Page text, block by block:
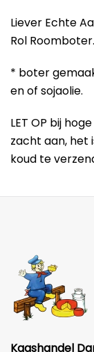
Liever Echte
Rol Roomboter.
* boter
en of sojaolie.
LET OP bij
zacht aan, het
koud te
Kaashandel